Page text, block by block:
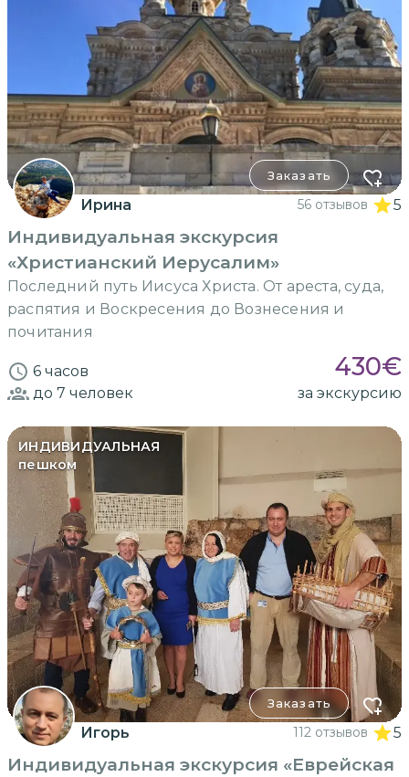
Заказать
Ирина 56 отзывов 5
Индивидуальная экскурсия
«Христианский Иерусалим»
Последний путь Иисуса Христа. От ареста, суда,
распятия и Воскресения до Вознесения и
почитания
6 часов 430€
до 7 человек за экскурсию
ИНДИВИДУАЛЬНАЯ
пешком
Заказать
Игорь 112 отзывов 5
Индивидуальная экскурсия «Еврейская